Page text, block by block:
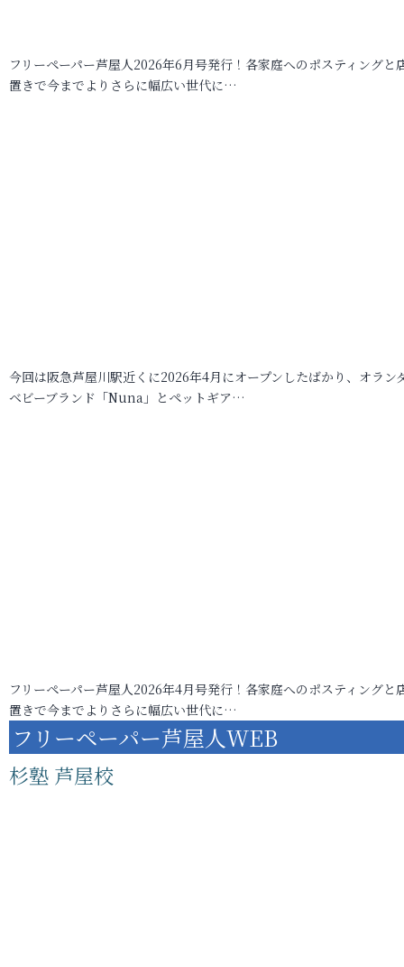
フリーペーパー芦屋人2026年6月号発行！各家庭へのポスティングと
置きで今までよりさらに幅広い世代に…
今回は阪急芦屋川駅近くに2026年4月にオープンしたばかり、オラン
ベビーブランド「Nuna」とペットギア…
フリーペーパー芦屋人2026年4月号発行！各家庭へのポスティングと
置きで今までよりさらに幅広い世代に…
フリーペーパー芦屋人WEB
杉塾 芦屋校